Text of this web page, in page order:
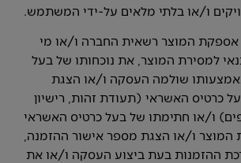
ו/או בלתי מלאים על-ידי המשתמש.
אספקת המוצר רשאית החברה ו/או מי
למסירת המוצר, את נוכחותו של בעל
שולמה העסקה ו/או הצגת
כרטיס האשראי (תעודת זהות, רישיון
ו/או חתימתו של בעל כרטיס האשראי
המוצר ו/או הצגת מספר אישור ההזמנה,
ההזמנות בעת ביצוע העסקה ו/או את